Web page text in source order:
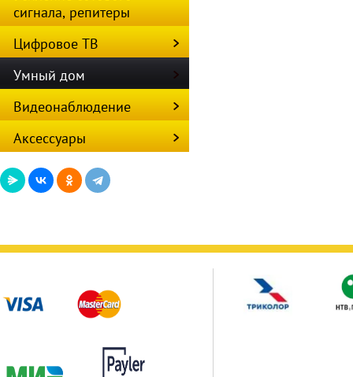
сигнала, репитеры
Цифровое ТВ
Умный дом
Видеонаблюдение
Аксессуары